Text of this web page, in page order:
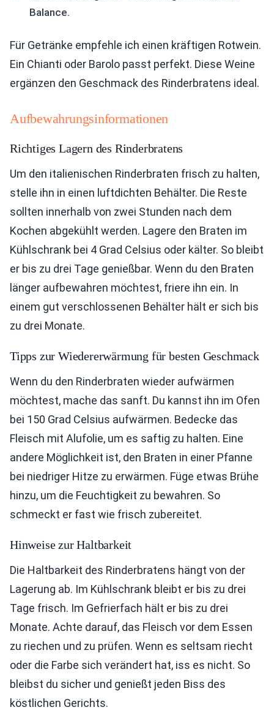
Balance.
Für Getränke empfehle ich einen kräftigen Rotwein.
Ein Chianti oder Barolo passt perfekt. Diese Weine
ergänzen den Geschmack des Rinderbratens ideal.
Aufbewahrungsinformationen
Richtiges Lagern des Rinderbratens
Um den italienischen Rinderbraten frisch zu halten,
stelle ihn in einen luftdichten Behälter. Die Reste
sollten innerhalb von zwei Stunden nach dem
Kochen abgekühlt werden. Lagere den Braten im
Kühlschrank bei 4 Grad Celsius oder kälter. So bleibt
er bis zu drei Tage genießbar. Wenn du den Braten
länger aufbewahren möchtest, friere ihn ein. In
einem gut verschlossenen Behälter hält er sich bis
zu drei Monate.
Tipps zur Wiedererwärmung für besten Geschmack
Wenn du den Rinderbraten wieder aufwärmen
möchtest, mache das sanft. Du kannst ihn im Ofen
bei 150 Grad Celsius aufwärmen. Bedecke das
Fleisch mit Alufolie, um es saftig zu halten. Eine
andere Möglichkeit ist, den Braten in einer Pfanne
bei niedriger Hitze zu erwärmen. Füge etwas Brühe
hinzu, um die Feuchtigkeit zu bewahren. So
schmeckt er fast wie frisch zubereitet.
Hinweise zur Haltbarkeit
Die Haltbarkeit des Rinderbratens hängt von der
Lagerung ab. Im Kühlschrank bleibt er bis zu drei
Tage frisch. Im Gefrierfach hält er bis zu drei
Monate. Achte darauf, das Fleisch vor dem Essen
zu riechen und zu prüfen. Wenn es seltsam riecht
oder die Farbe sich verändert hat, iss es nicht. So
bleibst du sicher und genießt jeden Biss des
köstlichen Gerichts.